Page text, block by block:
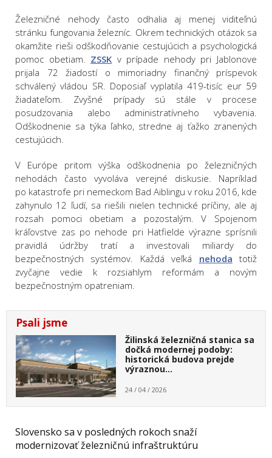
Železničné nehody často odhalia aj menej viditeľnú
stránku fungovania železníc. Okrem technických otázok sa
okamžite rieši odškodňovanie cestujúcich a psychologická
pomoc obetiam. ZSSK v prípade nehody pri Jablonove
prijala 72 žiadostí o mimoriadny finančný príspevok
schválený vládou SR. Doposiaľ vyplatila 419-tisíc eur 59
žiadateľom. Zvyšné prípady sú stále v procese
posudzovania alebo administratívneho vybavenia.
Odškodnenie sa týka ľahko, stredne aj ťažko zranených
cestujúcich.
V Európe pritom výška odškodnenia po železničných
nehodách často vyvoláva verejné diskusie. Napríklad
po katastrofe pri nemeckom Bad Aiblingu v roku 2016, kde
zahynulo 12 ľudí, sa riešili nielen technické príčiny, ale aj
rozsah pomoci obetiam a pozostalým. V Spojenom
kráľovstve zas po nehode pri Hatfielde výrazne sprísnili
pravidlá údržby tratí a investovali miliardy do
bezpečnostných systémov. Každá veľká nehoda totiž
zvyčajne vedie k rozsiahlym reformám a novým
bezpečnostným opatreniam.
Psali jsme
Žilinská železničná stanica sa
dočká modernej podoby:
historická budova prejde
výraznou…
24 / 04 / 2026
Slovensko sa v posledných rokoch snaží
modernizovať železničnú infraštruktúru